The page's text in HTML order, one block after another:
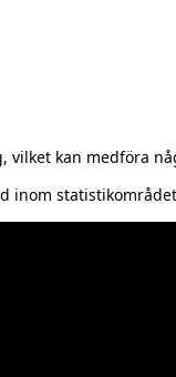
vilket kan medföra
inom